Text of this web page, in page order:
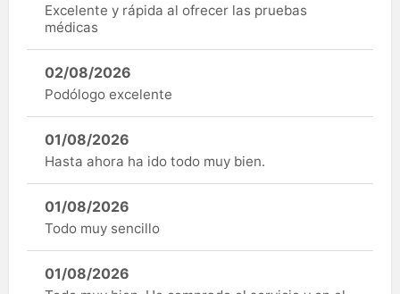
Excelente y rápida al ofrecer las pruebas
médicas
02/08/2026
Podólogo excelente
01/08/2026
Hasta ahora ha ido todo muy bien.
01/08/2026
Todo muy sencillo
01/08/2026